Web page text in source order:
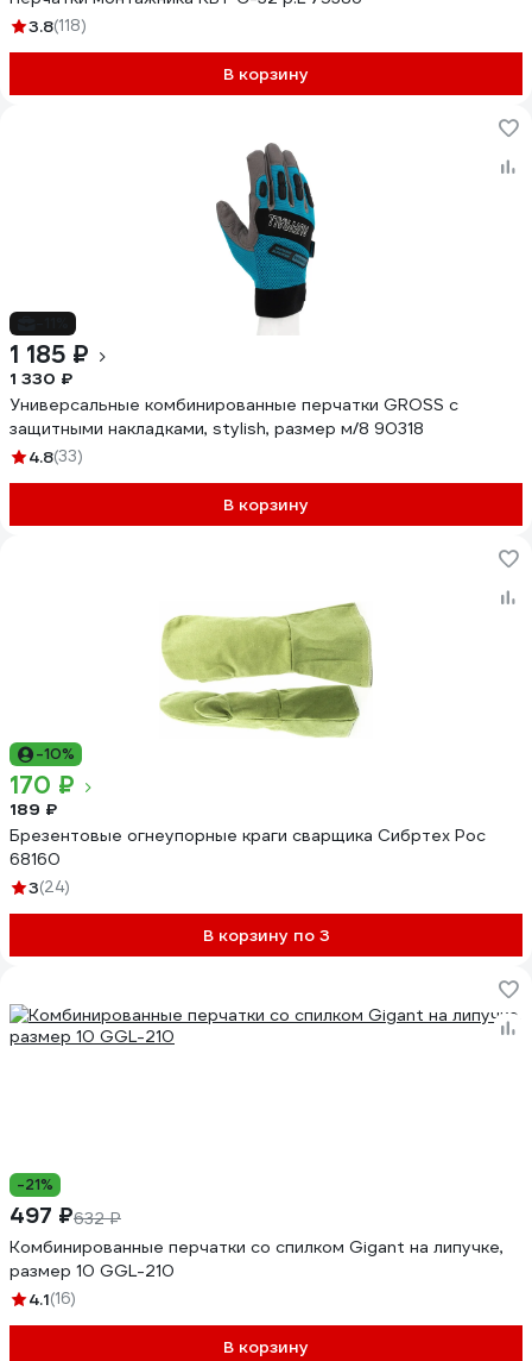
3.8(118)
В корзину
1 185 ₽
1 330 ₽
Универсальные комбинированные перчатки GROSS с
защитными накладками, stylish, размер м/8 90318
4.8(33)
В корзину
-10%
170 ₽
189 ₽
Брезентовые огнеупорные краги сварщика Сибртех Рос
68160
3(24)
В корзину по 3
-21%
497 ₽632 ₽
Комбинированные перчатки со спилком Gigant на липучке,
размер 10 GGL-210
4.1(16)
В корзину